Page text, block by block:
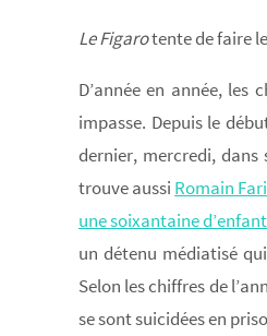
Le Figarotente de faire
D’année en année,
impasse. Depuis le
dernier, mercredi, dans
trouve aussi Romain
une soixantaine
un détenu médiatisé
Selon les chiffres de
se sont suicidées en